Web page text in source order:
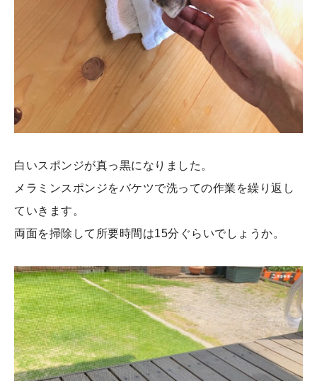
白いスポンジが真っ黒になりました。
メラミンスポンジをバケツで洗っての作業を繰り返し
ていきます。
両面を掃除して所要時間は15分ぐらいでしょうか。